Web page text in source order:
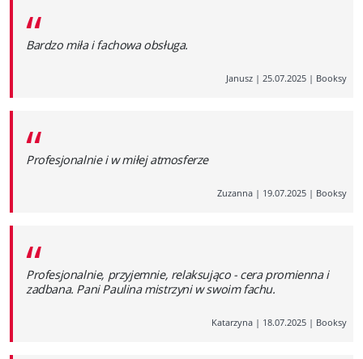
“
Bardzo miła i fachowa obsługa.
Janusz | 25.07.2025 | Booksy
“
Profesjonalnie i w miłej atmosferze
Zuzanna | 19.07.2025 | Booksy
“
Profesjonalnie, przyjemnie, relaksująco - cera promienna i
zadbana. Pani Paulina mistrzyni w swoim fachu.
Katarzyna | 18.07.2025 | Booksy